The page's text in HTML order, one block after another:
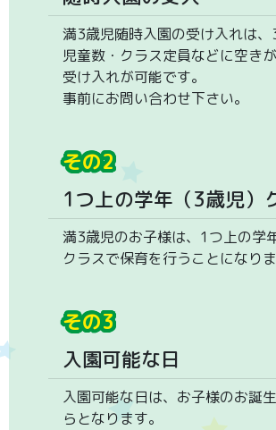
満3歳児随時入園の受け入れは
児童数・クラス定員などに空き
受け入れが可能です。
事前にお問い合わせ下さい。
その2
1つ上の学年（3歳児）
満3歳児のお子様は、1つ上の学
クラスで保育を行うことになりま
その3
入園可能な日
入園可能な日は、お子様のお誕
らとなります。